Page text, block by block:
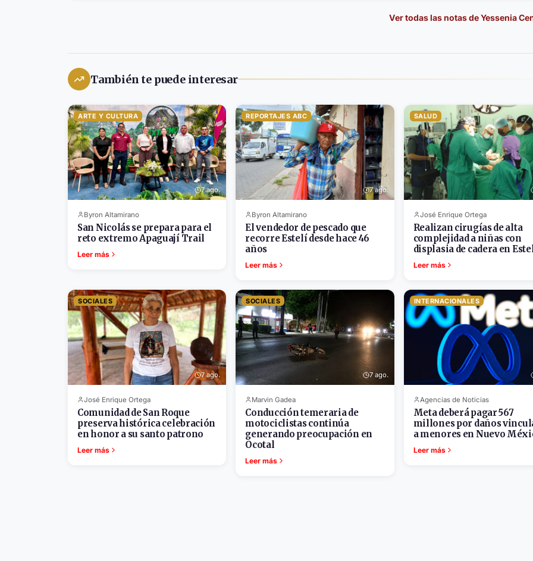
Ver todas las notas deYessenia
También te puede interesar
ARTE Y CULTURA
7 ago.
Byron Altamirano
San Nicolás se prepara para el
reto extremo Apaguají Trail
Leer más
REPORTAJES ABC
7 ago.
Byron Altamirano
El vendedor de pescado que
recorre Estelí desde hace 46
años
Leer más
SALUD
José Enrique Ortega
Realizan cirugías de alta
complejidad a niñas con
displasia de cadera en
Leer más
SOCIALES
7 ago.
José Enrique Ortega
Comunidad de San Roque
preserva histórica celebración
en honor a su santo patrono
Leer más
SOCIALES
7 ago.
Marvin Gadea
Conducción temeraria de
motociclistas continúa
generando preocupación en
Ocotal
Leer más
INTERNACIONALES
Agencias de Noticias
Meta deberá pagar 567
millones por daños
a menores en Nuevo
Leer más